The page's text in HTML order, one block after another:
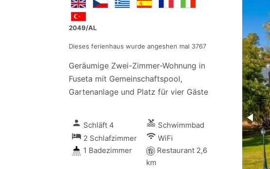
2049/AL
Dieses ferienhaus wurde angeshen mal 3767
Geräumige Zwei-Zimmer-Wohnung in
Fuseta mit Gemeinschaftspool,
Gartenanlage und Platz für vier Gäste
person Schläft 4
local_hotel 2 Schlafzimmer
1 Badezimmer
pool Schwimmbad
wifi WiFi
Restaurant 2,6
km